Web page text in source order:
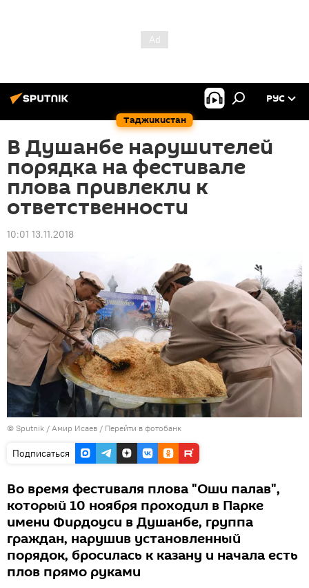
Таджикистан
РУС
В Душанбе нарушителей
порядка на фестивале
плова привлекли к
ответственности
10:01 13.11.2018
© Sputnik / Амир Исаев / Перейти в фотобанк
Подписаться
Во время фестиваля плова "Оши палав",
который 10 ноября проходил в Парке
имени Фирдоуси в Душанбе, группа
граждан, нарушив установленный
порядок, бросилась к казану и начала есть
плов прямо руками